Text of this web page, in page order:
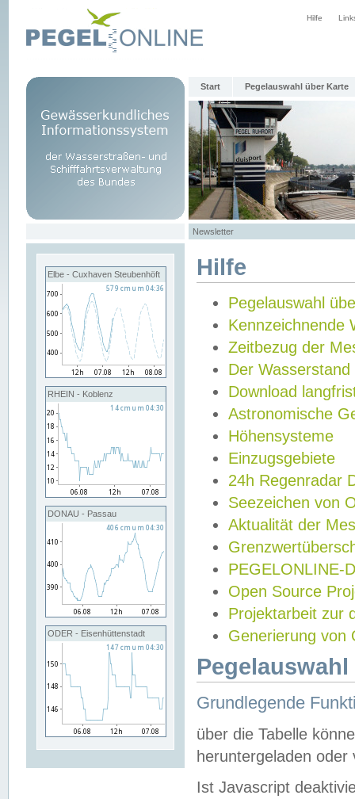
Hilfe
Start Pegelauswahl über Karte
Newsletter
Elbe - Cuxhaven Steubenhöft
RHEIN - Koblenz
DONAU - Passau
ODER - Eisenhüttenstadt
Hilfe
Pegelauswahl
Kennzeichnende
Zeitbezug der
Der Wasserstand
Download
Astronomische
Höhensysteme
Einzugsgebiete
24h Regenradar
Seezeichen von
Aktualität der
PEGELONLINE-
Open Source
Projektarbeit zur
Generierung von
Grundlegende
über die Tabelle
heruntergeladen oder
Ist Javascript